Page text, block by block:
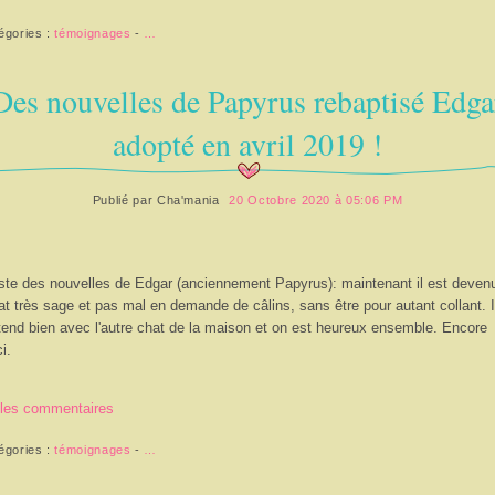
:témoignages -
nouvelles de Papyrus rebaptisé
adopté en avril 2019 !
Publié par Cha'mania 20 Octobre 2020 à 05:06 PM
des nouvelles de Edgar (anciennement Papyrus): maintenant il est
très sage et pas mal en demande de câlins, sans être pour autant collant.
bien avec l'autre chat de la maison et on est heureux ensemble. Encore
commentaires
:témoignages -